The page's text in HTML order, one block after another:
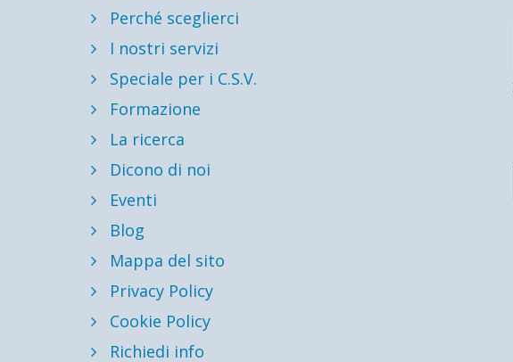
Perché sceglierci
I nostri servizi
Speciale per i C.S.V.
Formazione
La ricerca
Dicono di noi
Eventi
Blog
Mappa del sito
Privacy Policy
Cookie Policy
Richiedi info